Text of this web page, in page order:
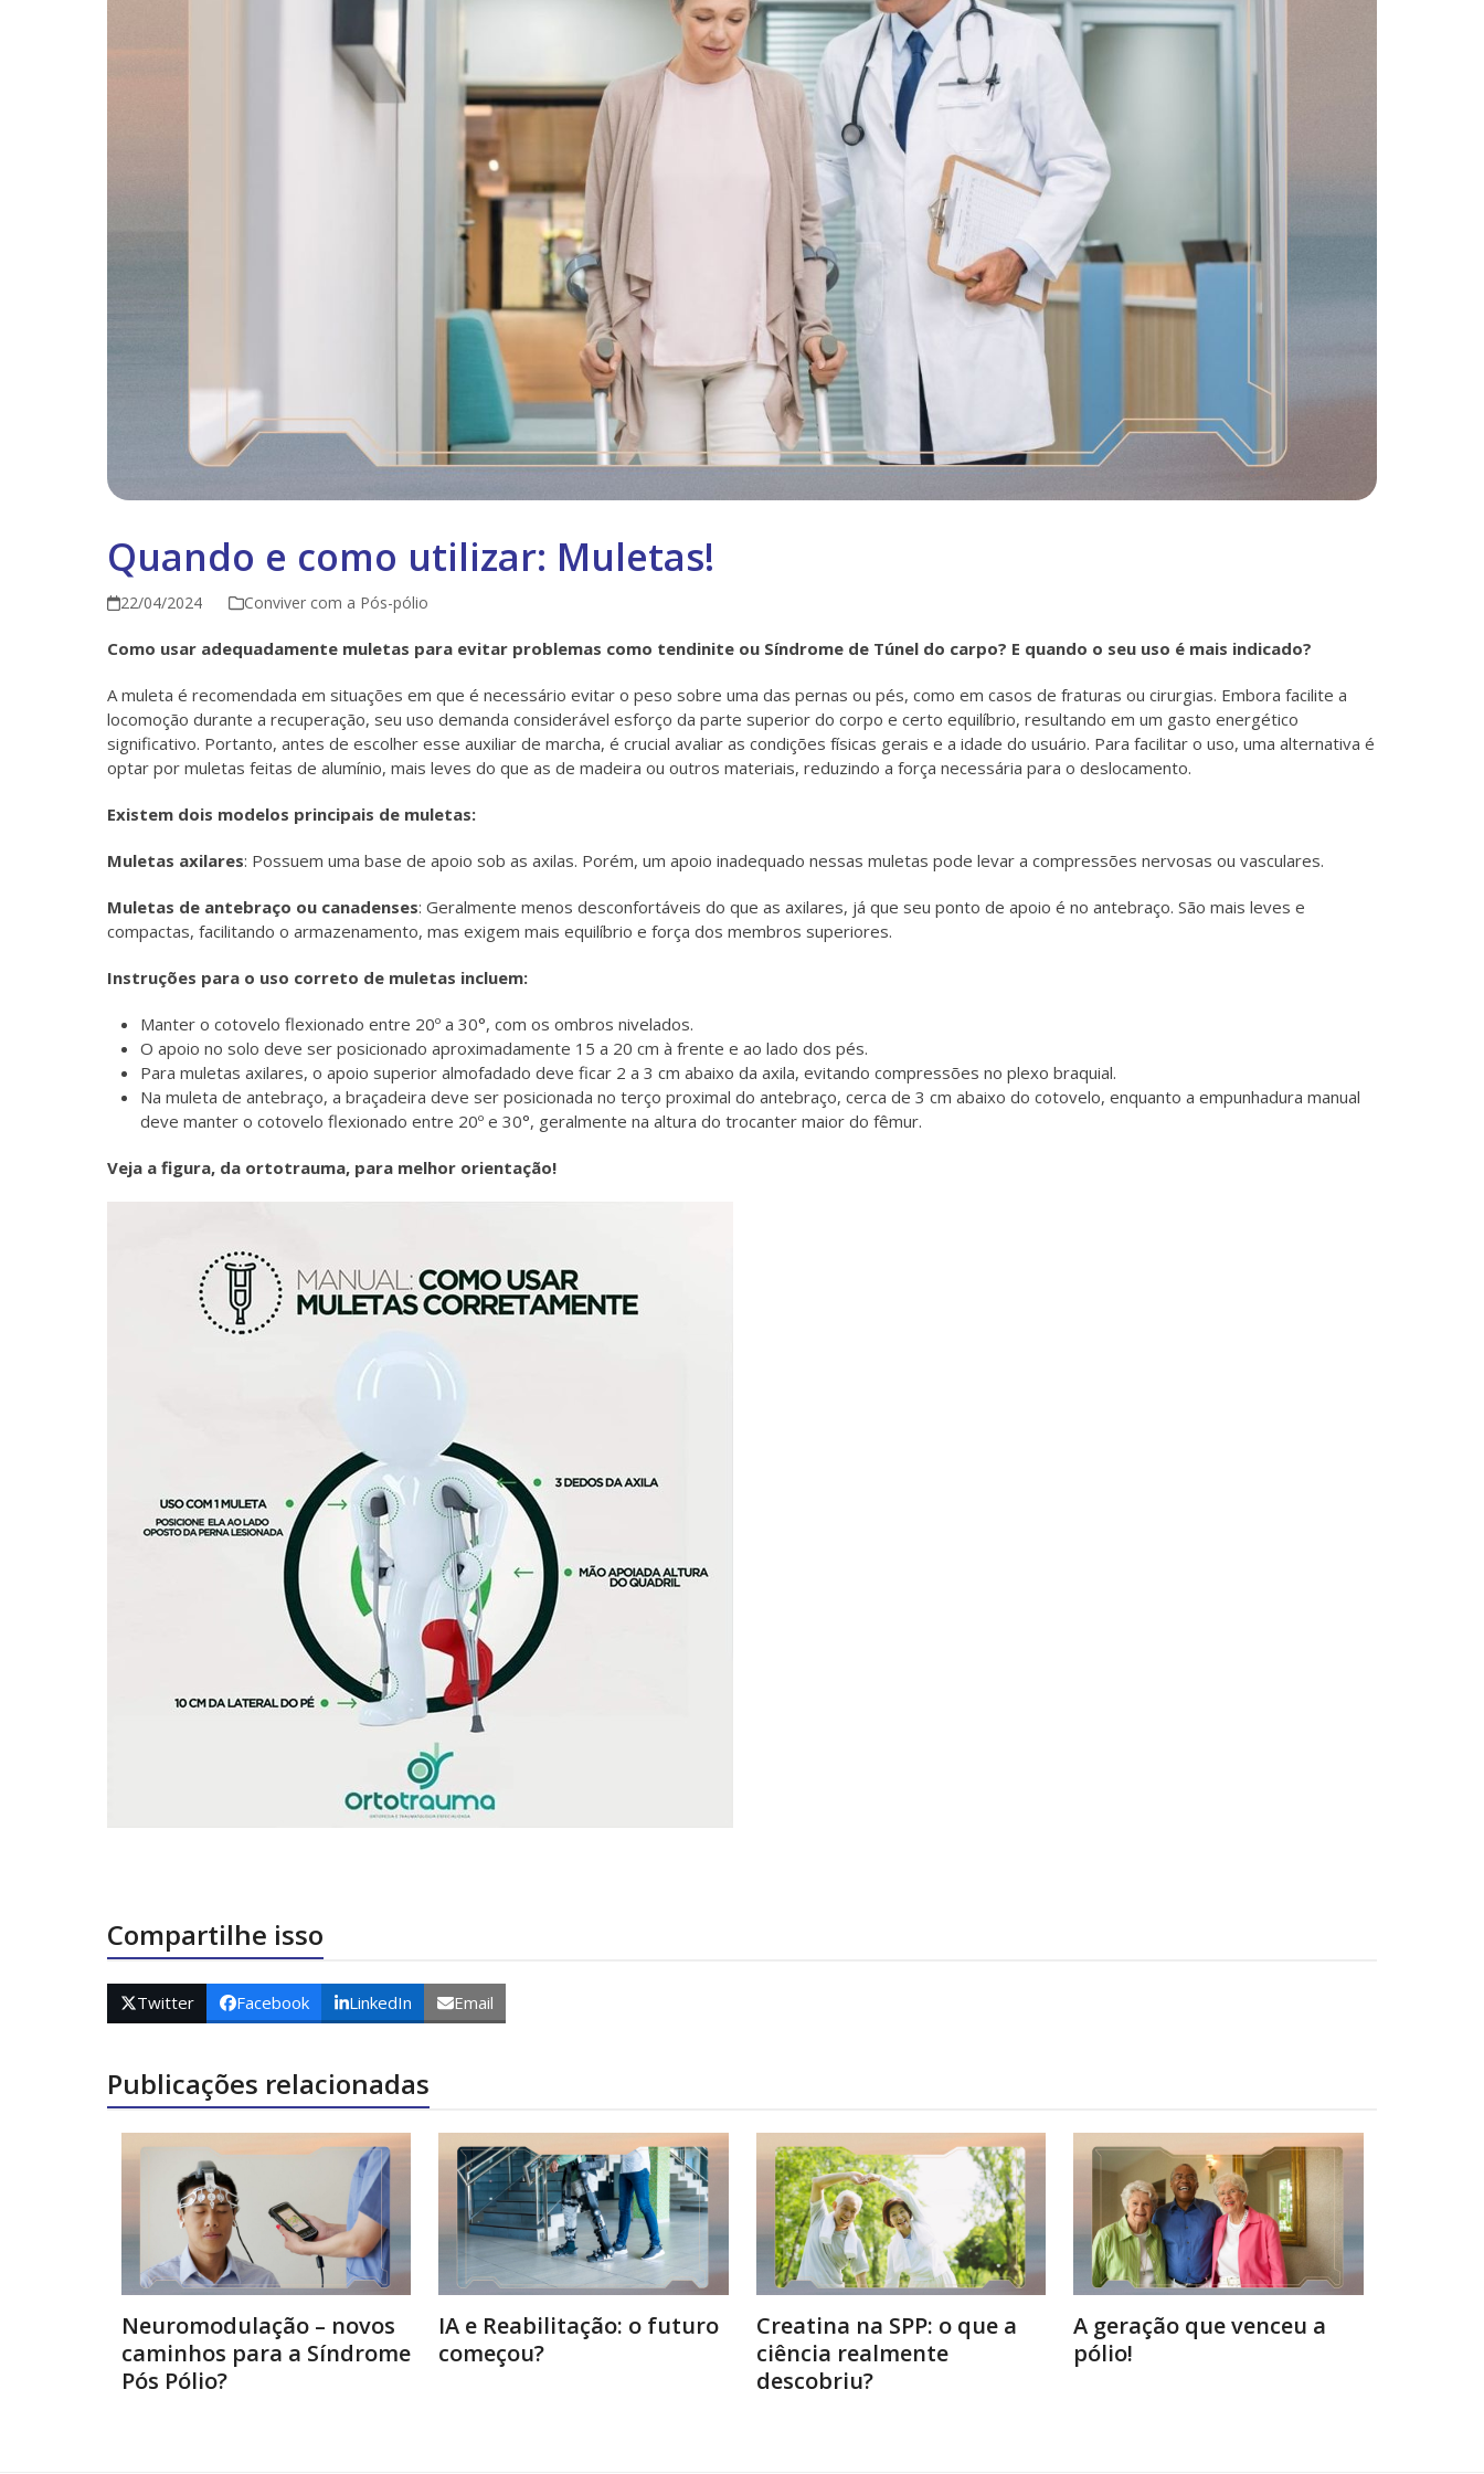
Quando e como utilizar: Muletas!
22/04/2024 Conviver com a Pós-pólio
Como usar adequadamente muletas para evitar problemas como tendinite ou Síndrome de Túnel do carpo? E quando o seu uso é mais indicado?
A muleta é recomendada em situações em que é necessário evitar o peso sobre uma das pernas ou pés, como em casos de fraturas ou cirurgias. Embora facilite a
locomoção durante a recuperação, seu uso demanda considerável esforço da parte superior do corpo e certo equilíbrio, resultando em um gasto energético
significativo. Portanto, antes de escolher esse auxiliar de marcha, é crucial avaliar as condições físicas gerais e a idade do usuário. Para facilitar o uso, uma alternativa é
optar por muletas feitas de alumínio, mais leves do que as de madeira ou outros materiais, reduzindo a força necessária para o deslocamento.
Existem dois modelos principais de muletas:
Muletas axilares: Possuem uma base de apoio sob as axilas. Porém, um apoio inadequado nessas muletas pode levar a compressões nervosas ou vasculares.
Muletas de antebraço ou canadenses: Geralmente menos desconfortáveis do que as axilares, já que seu ponto de apoio é no antebraço. São mais leves e
compactas, facilitando o armazenamento, mas exigem mais equilíbrio e força dos membros superiores.
Instruções para o uso correto de muletas incluem:
Manter o cotovelo flexionado entre 20º a 30°, com os ombros nivelados.
O apoio no solo deve ser posicionado aproximadamente 15 a 20 cm à frente e ao lado dos pés.
Para muletas axilares, o apoio superior almofadado deve ficar 2 a 3 cm abaixo da axila, evitando compressões no plexo braquial.
Na muleta de antebraço, a braçadeira deve ser posicionada no terço proximal do antebraço, cerca de 3 cm abaixo do cotovelo, enquanto a empunhadura manual
deve manter o cotovelo flexionado entre 20º e 30°, geralmente na altura do trocanter maior do fêmur.
Veja a figura, da ortotrauma, para melhor orientação!
Compartilhe isso
Twitter Facebook LinkedIn Email
Publicações relacionadas
Neuromodulação – novos
caminhos para a Síndrome
Pós Pólio?
IA e Reabilitação: o futuro
começou?
Creatina na SPP: o que a
ciência realmente
descobriu?
A geração que venceu a
pólio!